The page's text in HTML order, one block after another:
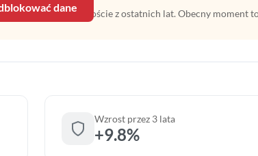
dane
na średnim wzroście z ostatnich lat. Obecny moment
Wzrost przez 3 lata
+9.8%